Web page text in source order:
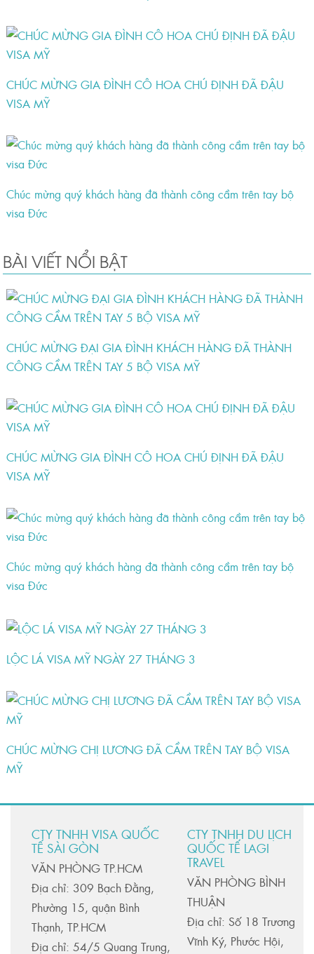
CHÚC MỪNG GIA ĐÌNH CÔ HOA CHÚ ĐỊNH ĐÃ ĐẬU
VISA MỸ
Chúc mừng quý khách hàng đã thành công cầm trên tay bộ
visa Đức
BÀI VIẾT NỔI BẬT
CHÚC MỪNG ĐẠI GIA ĐÌNH KHÁCH HÀNG ĐÃ THÀNH
CÔNG CẦM TRÊN TAY 5 BỘ VISA MỸ
CHÚC MỪNG GIA ĐÌNH CÔ HOA CHÚ ĐỊNH ĐÃ ĐẬU
VISA MỸ
Chúc mừng quý khách hàng đã thành công cầm trên tay bộ
visa Đức
LỘC LÁ VISA MỸ NGÀY 27 THÁNG 3
CHÚC MỪNG CHỊ LƯƠNG ĐÃ CẦM TRÊN TAY BỘ VISA
MỸ
CTY TNHH VISA QUỐC
TẾ SÀI GÒN
VĂN PHÒNG TP.HCM
Địa chỉ: 309 Bạch Đằng,
Phường 15, quận Bình
Thạnh, TP.HCM
Địa chỉ: 54/5 Quang Trung,
CTY TNHH DU LỊCH
QUỐC TẾ LAGI
TRAVEL
VĂN PHÒNG BÌNH
THUẬN
Địa chỉ: Số 18 Trương
Vĩnh Ký, Phước Hội,